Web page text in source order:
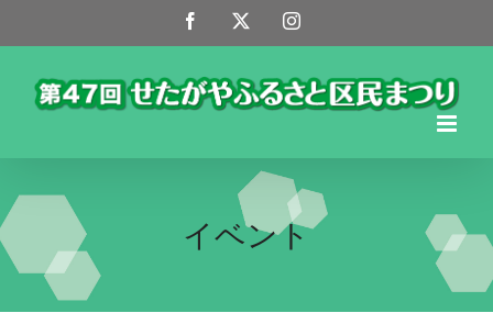
to
content
Facebook Instagram
イベント